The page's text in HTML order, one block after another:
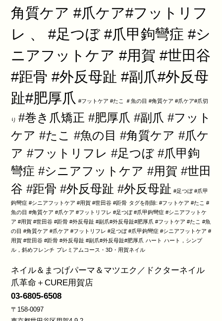
角質ケア #爪ケア#フットリフ
レ 、 #足つぼ #爪甲鉤彎症 #シ
ニアフットケア #用賀 #世田谷
#距骨 #外反母趾 #副爪#外反母
趾#肥厚爪 #フットケア #たこ ＃魚の目 #角質ケア #爪ケア#爪切
り #巻き爪矯正 #肥厚爪 #副爪 #フット
ケア #たこ #魚の目 #角質ケア #爪ケ
ア #フットリフレ #足つぼ #爪甲鉤
彎症 #シニアフットケア #用賀 #世田
谷 #距骨 #外反母趾 #外反母趾 #足つぼ #爪甲
鉤彎症 #シニアフットケア #用賀 #世田谷 #距骨 タグを削除: #フットケア #たこ #
魚の目 #角質ケア #爪ケア #フットリフレ #足つぼ #爪甲鉤彎症 #シニアフットケ
ア #用賀 #世田谷 #距骨 #外反母趾 #副爪#外反母趾#肥厚爪 #フットケア #たこ #魚
の目 #角質ケア #爪ケア #フットリフレ #足つぼ #爪甲鉤彎症 #シニアフットケア #
用賀 #世田谷 #距骨 #外反母趾 #副爪#外反母趾#肥厚爪 ハート ハート，シンプ
ル，斜めフレンチ プレミアムコース・3D・用賀ネイル
ネイル＆まつげパーマ＆マツエク／ドクターネイル
爪革命＋CURE用賀店
03-6805-6508
〒158-0097